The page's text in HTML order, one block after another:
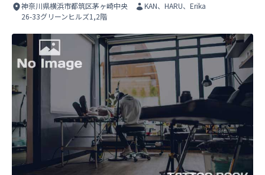
神奈川県横浜市都筑区茅ヶ崎中央
26-33グリーンヒルズ1,2階
KAN、HARU、Erika
ストローカータトゥー横浜スタジオ